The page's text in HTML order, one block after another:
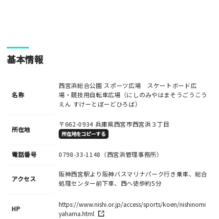
基本情報
名称
西宮浜総合公園 スポーツ広場 スケートボード広
場・競技用自転車広場（にしのみやはまそうごうこう
えん すけーとぼーどひろば）
所在地
〒662-0934 兵庫県西宮市西宮浜３丁目
所在地をコピーする
電話番号 0798-33-1148 （西宮浜管理事務所）
アクセス
阪神西宮駅より阪神バスマリナパーク行き乗車、総合
処理センター前下車、西へ徒歩約5分
HP
https://www.nishi.or.jp/access/sports/koen/nishinomi
yahama.html